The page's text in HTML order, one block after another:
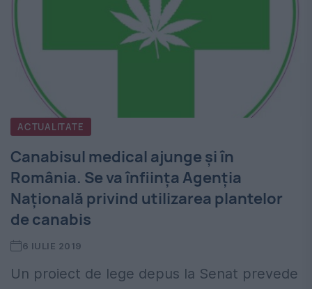
ACTUALITATE
Canabisul medical ajunge și în
România. Se va înființa Agenţia
Naţională privind utilizarea plantelor
de canabis
6 IULIE 2019
Un proiect de lege depus la Senat prevede